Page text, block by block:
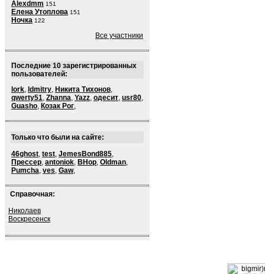
Alexdmm 151
Елена Утоплова 151
Ночка 122
Все участники
Последние 10 зарегистрированных
пользователей:
lork, ldmitry, Никита Тихонов,
qwerty51, Zhanna, Yazz, одесит, usr80,
Guasho, Козак Рог,
Только что были на сайте:
46ghost, test, JemesBond885,
Прессер, antoniok, BHop, Oldman,
Pumcha, ves, Gaw,
Справочная:
Николаев
Воскресенск